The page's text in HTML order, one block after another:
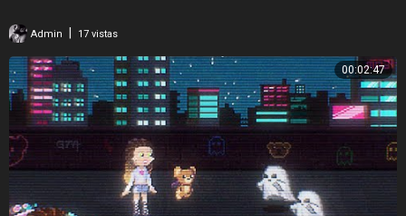
Admin 17 vistas
00:02:47